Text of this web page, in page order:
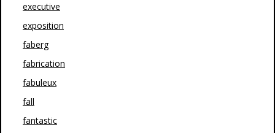
executive
exposition
faberg
fabrication
fabuleux
fall
fantastic